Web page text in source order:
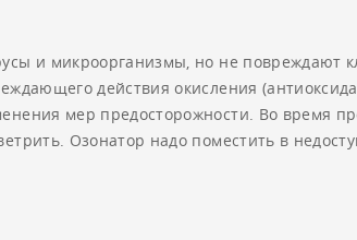
и микроорганизмы, но не повреждают
действия окисления
мер предосторожности. Во время
Озонатор надо поместить в